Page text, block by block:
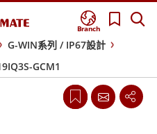
Branch
G-WIN系列 / IP67設計
GCM1